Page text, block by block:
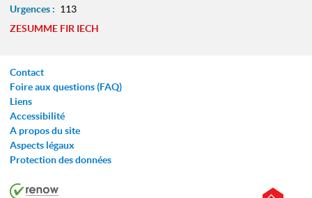
Urgences : 113
ZESUMME FIR IECH
Contact
Foire aux questions (FAQ)
Liens
Accessibilité
A propos du site
Aspects légaux
Protection des données